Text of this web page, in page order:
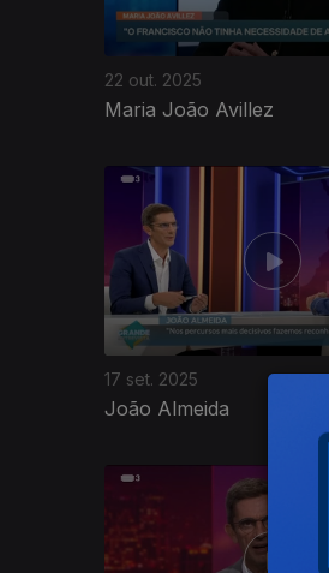
22 out. 2025
Maria João Avillez
17 set. 2025
João Almeida
872086